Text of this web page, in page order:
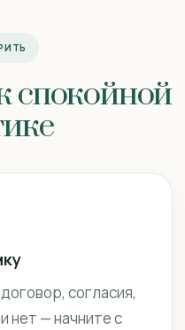
спокойной
согласия,
нет — начните с